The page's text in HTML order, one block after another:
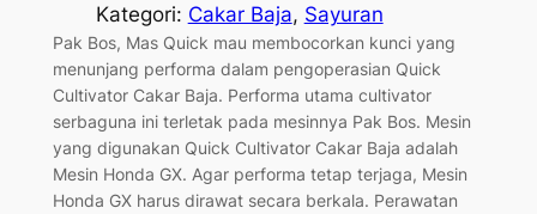
Kategori: Cakar Baja, Sayuran
Pak Bos, Mas Quick mau membocorkan kunci yang
menunjang performa dalam pengoperasian Quick
Cultivator Cakar Baja. Performa utama cultivator
serbaguna ini terletak pada mesinnya Pak Bos. Mesin
yang digunakan Quick Cultivator Cakar Baja adalah
Mesin Honda GX. Agar performa tetap terjaga, Mesin
Honda GX harus dirawat secara berkala. Perawatan